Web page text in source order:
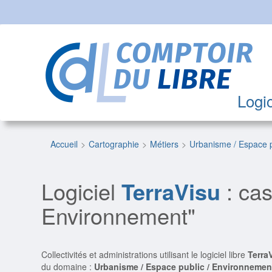
Accueil Cartographie Métiers Urbanisme /
LogicielTerraVisu :
Environnement"
Collectivités et administrations utilisant le logiciel libre
du domaine : Urbanisme / Espace public /